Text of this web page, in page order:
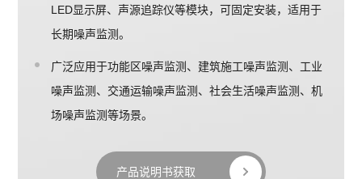
LED显示屏、声源追踪仪等模块，可固定安装，适用于
长期噪声监测。
广泛应用于功能区噪声监测、建筑施工噪声监测、工业
噪声监测、交通运输噪声监测、社会生活噪声监测、机
场噪声监测等场景。
产品说明书获取